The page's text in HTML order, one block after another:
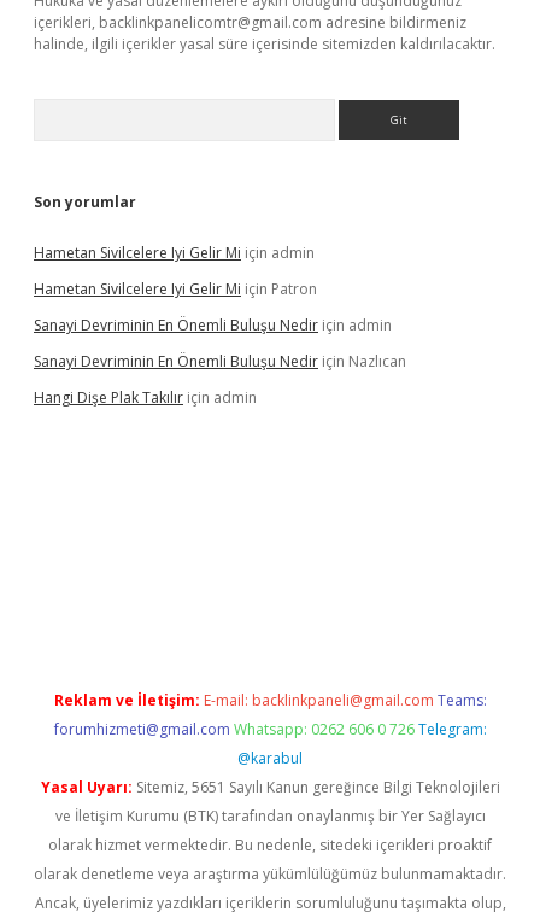
içerikleri, backlinkpanelicomtr@gmail.com adresine bildirmeniz
halinde, ilgili içerikler yasal süre içerisinde sitemizden kaldırılacaktır.
Son yorumlar
Hametan Sivilcelere Iyi Gelir Mi için admin
Hametan Sivilcelere Iyi Gelir Mi için Patron
Sanayi Devriminin En Önemli Buluşu Nedir için admin
Sanayi Devriminin En Önemli Buluşu Nedir için Nazlıcan
Hangi Dişe Plak Takılır için admin
Reklam ve İletişim: E-mail: backlinkpaneli@gmail.com Teams:
forumhizmeti@gmail.com Whatsapp: 0262 606 0 726 Telegram:
@karabul
Yasal Uyarı: Sitemiz, 5651 Sayılı Kanun gereğince Bilgi Teknolojileri
ve İletişim Kurumu (BTK) tarafından onaylanmış bir Yer Sağlayıcı
olarak hizmet vermektedir. Bu nedenle, sitedeki içerikleri proaktif
olarak denetleme veya araştırma yükümlülüğümüz bulunmamaktadır.
Ancak, üyelerimiz yazdıkları içeriklerin sorumluluğunu taşımakta olup,